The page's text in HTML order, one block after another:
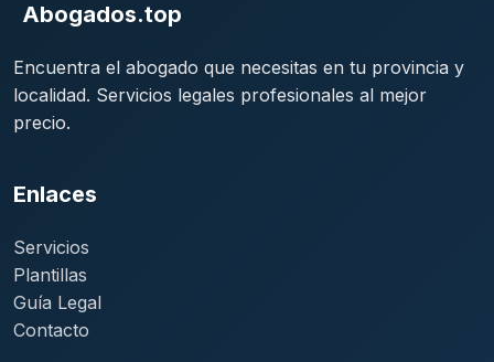
Abogados.top
Encuentra el abogado que necesitas en tu provincia y
localidad. Servicios legales profesionales al mejor
precio.
Enlaces
Servicios
Plantillas
Guía Legal
Contacto